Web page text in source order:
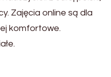
Zajęcia online są dla
komfortowe.